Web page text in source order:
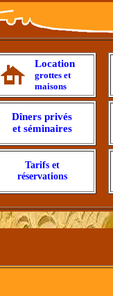
Location
grottes et
maisons
Dîners privés
et séminaires
Tarifs et
réservations